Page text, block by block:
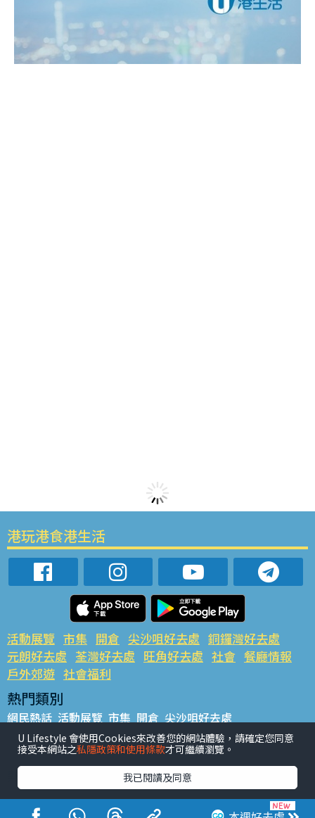
港玩港食港生活
活動展覽 市集 開倉 尖沙咀好去處 銅鑼灣好去處
元朗好去處 荃灣好去處 旺角好去處 社會 餐廳情報
戶外郊遊 社會福利
熱門類別
網民熱話 活動展覽 市集 開倉 尖沙咀好去處
銅鑼灣好去處 元朗好去處 荃灣好去處 旺角好去處 社會
餐廳情報 戶外郊遊
熱門標籤
#UGO搵好去處 #人氣活動推介 #美食社群熱話
#親子玩樂好去處
#ULifestyle應用程式 #限時搶
U Lifestyle 會使用Cookies來改善您的網站體驗，請確定您同意
接受本網站之私隱政策和使用條款才可繼續瀏覽。
我已閱讀及同意